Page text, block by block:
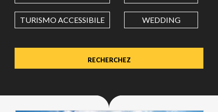
Value in decimal degrees. Use dot (.) as decimal separator.
TURISMO ACCESSIBILE WEDDING